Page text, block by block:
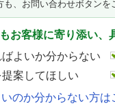
、お問い合わせボタンを
お客様に寄り添い
よいか分からない
案してほしい
のか分からない方は